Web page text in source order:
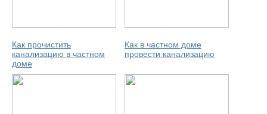
Как прочистить
канализацию в частном
доме
Как в частном доме
провести канализацию